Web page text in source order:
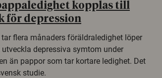
kopplas till
för depression
flera månaders föräldraledighet löper
depressiva symtom under
än pappor som tar kortare ledighet. Det
studie.